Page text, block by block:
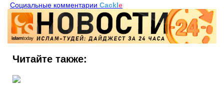
Социальные комментарии Cackle
Читайте также: